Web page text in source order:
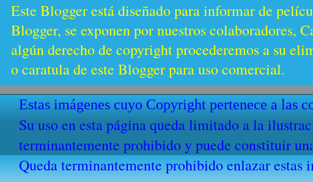
Este Blogger está diseñado para informar de
Blogger, se exponen por nuestros colaboradores,
algún derecho de copyright procederemos a su
o caratula de este Blogger para uso comercial.
Estas imágenes cuyo Copyright pertenece a las
Su uso en esta página queda limitado a la
terminantemente prohibido y puede constituir
Queda terminantemente prohibido enlazar estas